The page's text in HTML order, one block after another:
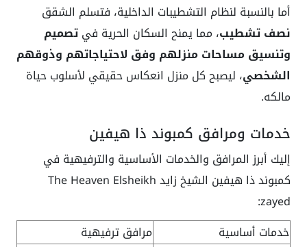
أما بالنسبة لنظام التشطيبات الداخلية، فتسلم الشقق
نصف تشطيب، مما يمنح السكان الحرية فيتصميم
وتنسيق مساحات منزلهم وفق لاحتياجاتهم وذوقهم
الشخصي، ليصبح كل منزل انعكاس حقيقي لأسلوب حياة
مالكه.
خدمات ومرافق كمبوند ذا هيفين
إليك أبرز المرافق والخدمات الأساسية والترفيهية في
كمبوند ذا هيفين الشيخ زايد The Heaven Elsheikh
zayed:
خدمات أساسية
مرافق ترفيهية